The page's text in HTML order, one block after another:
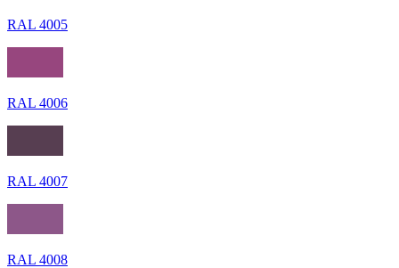
RAL 4005
RAL 4006
RAL 4007
RAL 4008